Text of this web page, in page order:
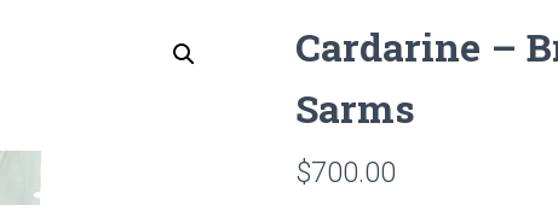
Cardarine –
Sarms
$700.00